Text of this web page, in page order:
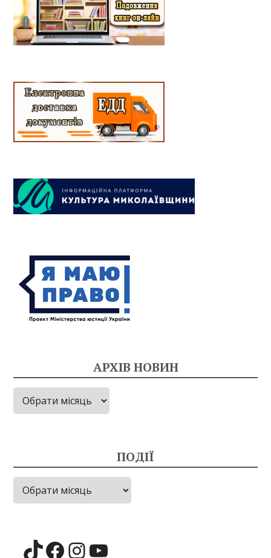
АРХІВ НОВИН
Архів
новин
ПОДІЇ
Події
TikTok
Facebook
Instagram
YouTube